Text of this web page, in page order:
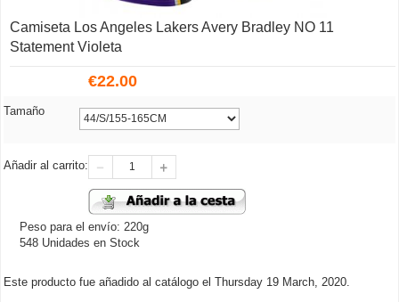
Camiseta Los Angeles Lakers Avery Bradley NO 11
Statement Violeta
€22.00
Tamaño
Añadir al carrito:
Peso para el envío: 220g
548 Unidades en Stock
Este producto fue añadido al catálogo el Thursday 19 March, 2020.